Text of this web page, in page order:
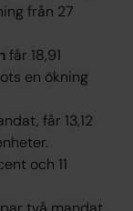
från 27
får 18,91
en ökning
får 13,12
och 11